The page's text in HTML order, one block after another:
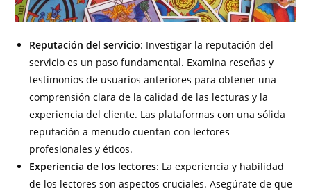
Reputación del servicio: Investigar la reputación del
servicio es un paso fundamental. Examina reseñas y
testimonios de usuarios anteriores para obtener una
comprensión clara de la calidad de las lecturas y la
experiencia del cliente. Las plataformas con una sólida
reputación a menudo cuentan con lectores
profesionales y éticos.
Experiencia de los lectores: La experiencia y habilidad
de los lectores son aspectos cruciales. Asegúrate de que